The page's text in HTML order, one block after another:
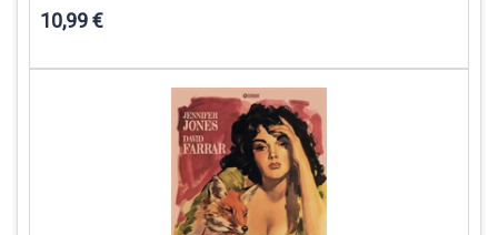
10,99 €